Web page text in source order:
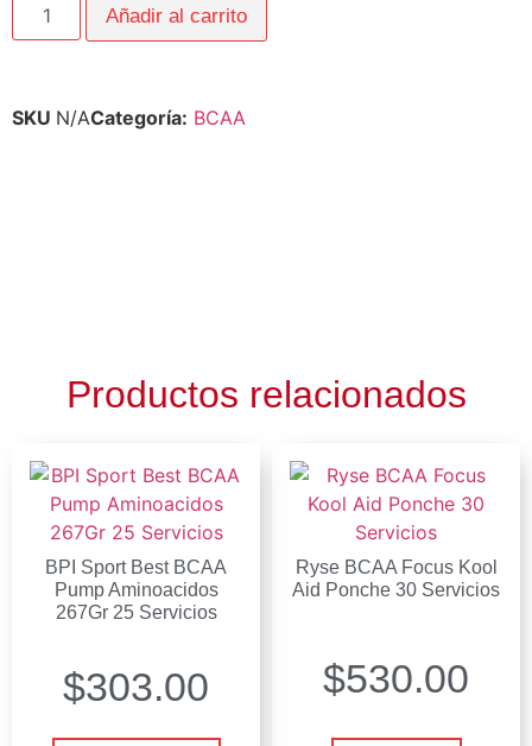
Añadir al carrito
SKU N/ACategoría: BCAA
Productos relacionados
BPI Sport Best BCAA
Pump Aminoacidos
267Gr 25 Servicios
$303.00
Ryse BCAA Focus Kool
Aid Ponche 30 Servicios
$530.00